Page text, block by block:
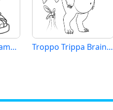
Il Cacto Hipopotamo Brainrot Troppo Trippa Brainrot